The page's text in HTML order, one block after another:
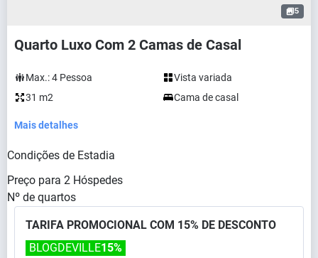
5
Quarto Luxo Com 2 Camas de Casal
Max.:4 Pessoa
Vista variada
31 m2
Cama de casal
Mais detalhes
Condições de Estadia
Preço para 2 Hóspedes
Nº de quartos
TARIFA PROMOCIONAL COM 15% DE DESCONTO
BLOGDEVILLE15%